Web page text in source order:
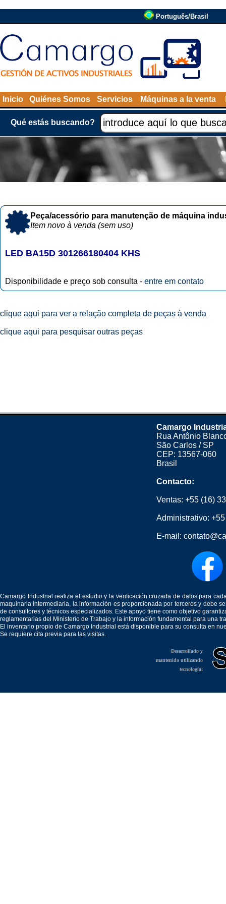
Português/Brasil
Inicio Quiénes Somos Servicios Máquinas a la venta
Qué estás buscando?
Peça/acessório para manutenção de máquina
Item novo à venda (sem uso)
LED BA15D 301266180404 KHS
Disponibilidade e preço sob consulta - entre em contato
clique aqui para ver a relação completa de peças à venda
clique aqui para pesquisar outras peças
Camargo
Rua Antônio
São Carlos / SP
CEP: 13567-060
Brasil
Contacto:
Ventas: +55 (16)
Administrativo:
E-mail:
Camargo Industrial realiza el estudio y la verificación cruzada de datos para
maquinaria intermediaria, la información es proporcionada por terceros y debe
de consultores y técnicos especializados. Este apoyo tiene como objetivo
reglamentarias del Ministerio de Trabajo y la información fundamental para una
El inventario propio de Camargo Industrial está disponible para su consulta en
Se requiere cita previa para las visitas.
Desarrollado y
mantenido utilizando
tecnología: